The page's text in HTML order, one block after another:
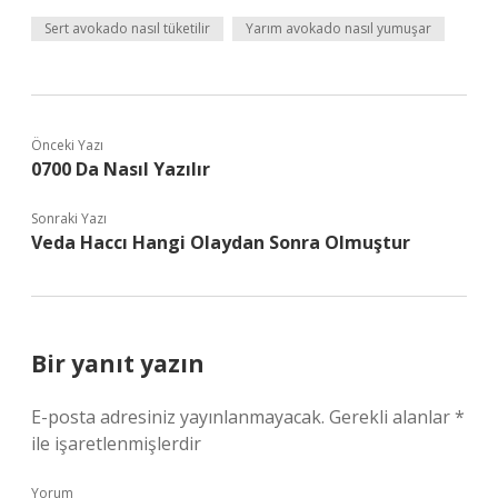
Sert avokado nasıl tüketilir Yarım avokado nasıl yumuşar
Önceki Yazı
0700 Da Nasıl Yazılır
Sonraki Yazı
Veda Haccı Hangi Olaydan Sonra Olmuştur
Bir yanıt yazın
E-posta adresiniz yayınlanmayacak. Gerekli alanlar*
ile işaretlenmişlerdir
Yorum